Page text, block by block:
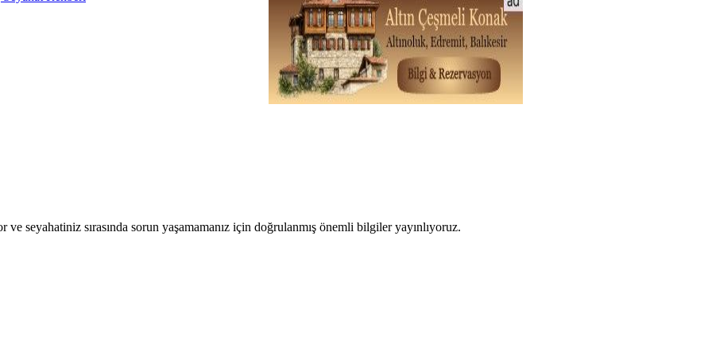
seyahatiniz sırasında sorun yaşamamanız için doğrulanmış önemli bilgiler yayınlıyoruz.